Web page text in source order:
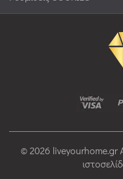
© 2026 liveyourhome.gr